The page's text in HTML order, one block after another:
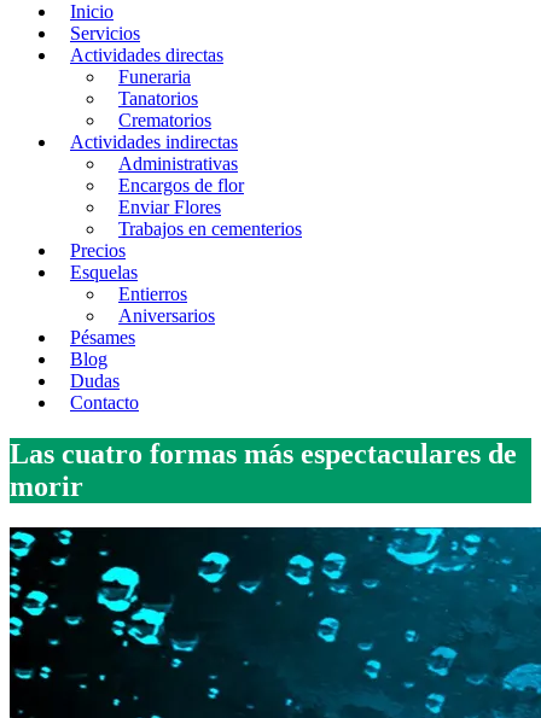
Inicio
Servicios
Actividades directas
Funeraria
Tanatorios
Crematorios
Actividades indirectas
Administrativas
Encargos de flor
Enviar Flores
Trabajos en cementerios
Precios
Esquelas
Entierros
Aniversarios
Pésames
Blog
Dudas
Contacto
Las cuatro formas más espectaculares de
morir